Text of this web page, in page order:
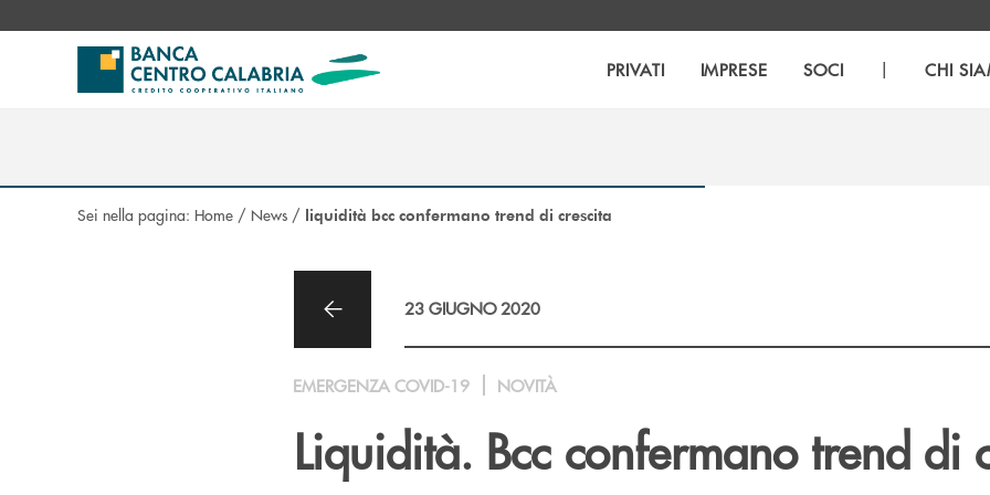
PRIVATI IMPRESE SOCI | CHI
Sei nella pagina: Home / News / liquidità bcc confermano trend di crescita
23 GIUGNO 2020
EMERGENZA COVID-19 NOVITÀ
Liquidità. Bcc confermano trend di